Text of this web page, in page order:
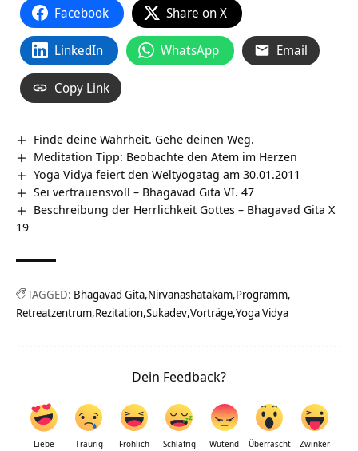
Facebook Share on X
LinkedIn WhatsApp Email
Copy Link
Finde deine Wahrheit. Gehe deinen Weg.
Meditation Tipp: Beobachte den Atem im Herzen
Yoga Vidya feiert den Weltyogatag am 30.01.2011
Sei vertrauensvoll – Bhagavad Gita VI. 47
Beschreibung der Herrlichkeit Gottes – Bhagavad Gita X
19
TAGGED: Bhagavad Gita Nirvanashatakam Programm
Retreatzentrum Rezitation Sukadev Vorträge Yoga Vidya
Dein Feedback?
Liebe Traurig Fröhlich Schläfrig Wütend Überrascht Zwinker